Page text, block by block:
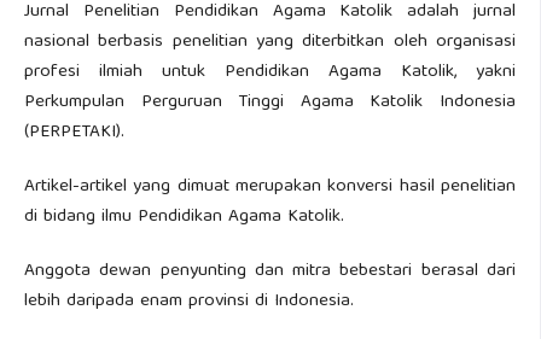
Jurnal Penelitian Pendidikan Agama Katolik adalah jurnal
nasional berbasis penelitian yang diterbitkan oleh organisasi
profesi ilmiah untuk Pendidikan Agama Katolik, yakni
Perkumpulan Perguruan Tinggi Agama Katolik Indonesia
(PERPETAKI).
Artikel-artikel yang dimuat merupakan konversi hasil penelitian
di bidang ilmu Pendidikan Agama Katolik.
Anggota dewan penyunting dan mitra bebestari berasal dari
lebih daripada enam provinsi di Indonesia.